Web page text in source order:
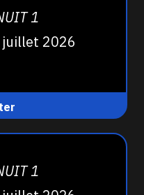
1
juillet 2026
1